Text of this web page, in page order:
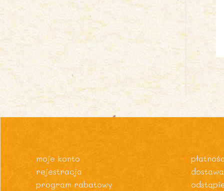
moje konto
rejestracja
program rabatowy
dostawa